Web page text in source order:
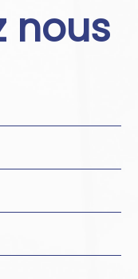
nous